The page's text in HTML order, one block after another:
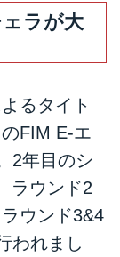
ラが大
るタイト
FIM E-エ
2年目のシ
ラウンド2
ウンド3&4
われまし